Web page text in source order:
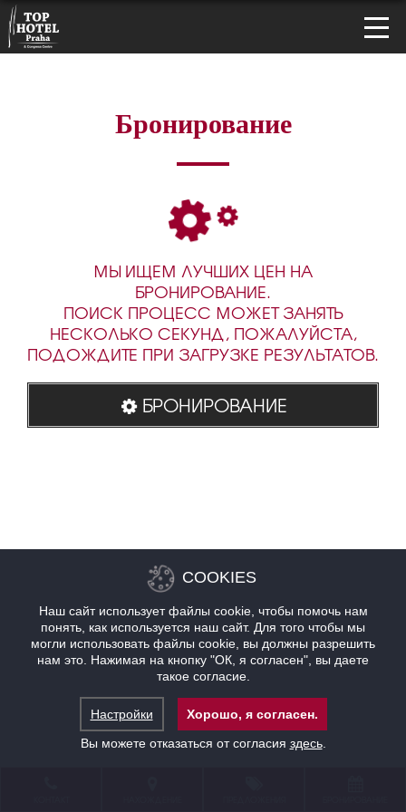
Бронирование
МЫ ИЩЕМ ЛУЧШИХ ЦЕН НА
БРОНИРОВАНИЕ.
ПОИСК ПРОЦЕСС МОЖЕТ ЗАНЯТЬ
НЕСКОЛЬКО СЕКУНД, ПОЖАЛУЙСТА,
ПОДОЖДИТЕ ПРИ ЗАГРУЗКЕ РЕЗУЛЬТАТОВ.
БРОНИРОВАНИЕ
COOKIES
Наш сайт использует файлы cookie, чтобы помочь нам
понять, как используется наш сайт. Для того чтобы мы
могли использовать файлы cookie, вы должны разрешить
нам это. Нажимая на кнопку "ОК, я согласен", вы даете
такое согласие.
Настройки
Хорошо, я согласен.
Вы можете отказаться от согласия здесь.